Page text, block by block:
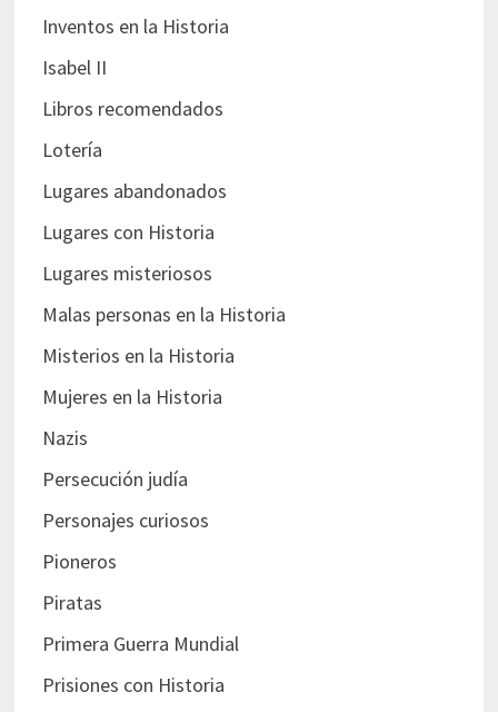
Inventos en la Historia
Isabel II
Libros recomendados
Lotería
Lugares abandonados
Lugares con Historia
Lugares misteriosos
Malas personas en la Historia
Misterios en la Historia
Mujeres en la Historia
Nazis
Persecución judía
Personajes curiosos
Pioneros
Piratas
Primera Guerra Mundial
Prisiones con Historia